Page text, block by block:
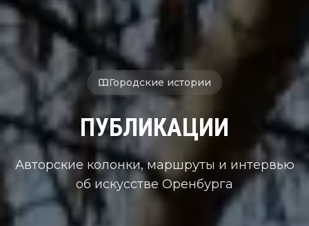
Городские истории
ПУБЛИКАЦИИ
Авторские колонки, маршруты и интервью
об искусстве Оренбурга